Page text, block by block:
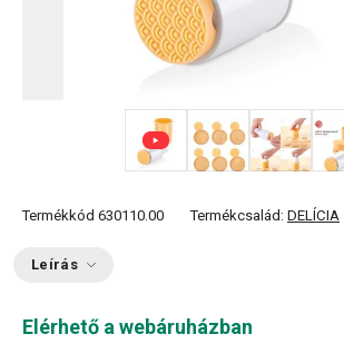
Termékkód 630110.00 Termékcsalád: DELÍCIA
Leírás
Elérhető a webáruházban